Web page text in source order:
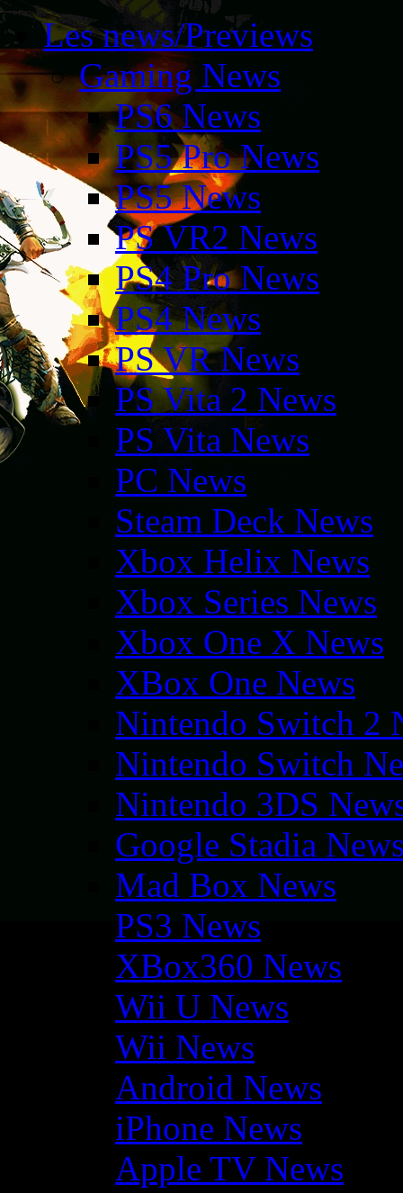
Les news/Previews
Gaming News
PS6 News
PS5 Pro News
PS5 News
PS VR2 News
PS4 Pro News
PS4 News
PS VR News
PS Vita 2 News
PS Vita News
PC News
Steam Deck News
Xbox Helix News
Xbox Series News
Xbox One X News
XBox One News
Nintendo Switch 2
Nintendo Switch
Nintendo 3DS
Google Stadia
Mad Box News
PS3 News
XBox360 News
Wii U News
Wii News
Android News
iPhone News
Apple TV News